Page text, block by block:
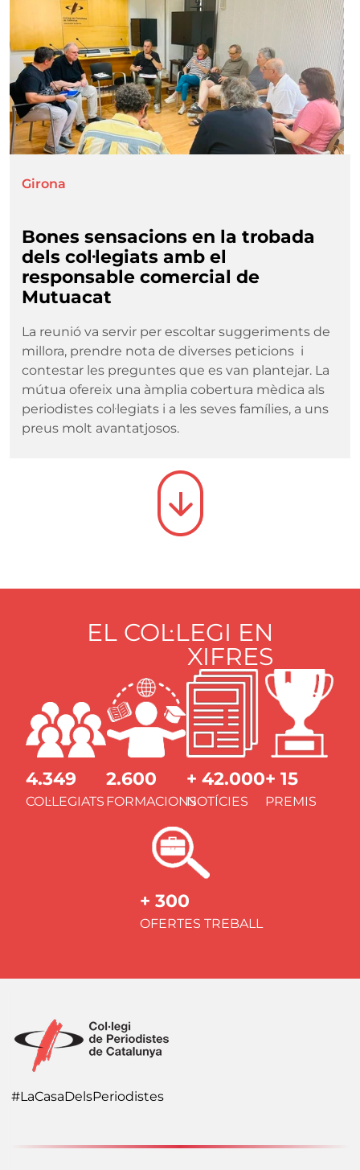
Girona
Bones sensacions en la trobada
dels col·legiats amb el
responsable comercial de
Mutuacat
La reunió va servir per escoltar suggeriments de
millora, prendre nota de diverses peticions i
contestar les preguntes que es van plantejar. La
mútua ofereix una àmplia cobertura mèdica als
periodistes col·legiats i a les seves famílies, a uns
preus molt avantatjosos.
EL COL·LEGI EN
XIFRES
4.349
COL·LEGIATS
2.600
FORMACIONS
+ 42.000
NOTÍCIES
+ 15
PREMIS
+ 300
OFERTES TREBALL
#LaCasaDelsPeriodistes